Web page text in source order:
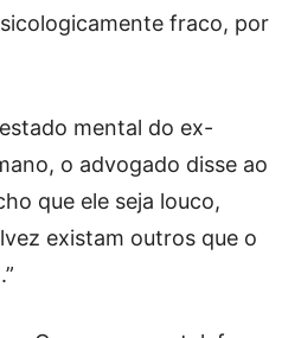
fraco, por
mental do ex-
o advogado disse ao
que ele seja louco,
existam outros que o